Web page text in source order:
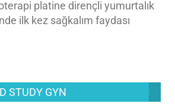
platine dirençli yumurtalık
ilk kez sağkalım faydası
STUDY GYN